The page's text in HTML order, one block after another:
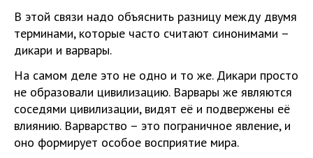
В этой связи надо объяснить разницу между двумя
терминами, которые часто считают синонимами –
дикари и варвары.
На самом деле это не одно и то же. Дикари просто
не образовали цивилизацию. Варвары же являются
соседями цивилизации, видят её и подвержены её
влиянию. Варварство – это пограничное явление, и
оно формирует особое восприятие мира.